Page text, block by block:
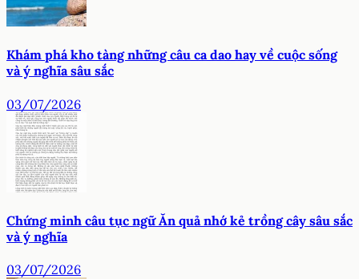
Khám phá kho tàng những câu ca dao hay về cuộc sống
và ý nghĩa sâu sắc
03/07/2026
Chứng minh câu tục ngữ Ăn quả nhớ kẻ trồng cây sâu sắc
và ý nghĩa
03/07/2026